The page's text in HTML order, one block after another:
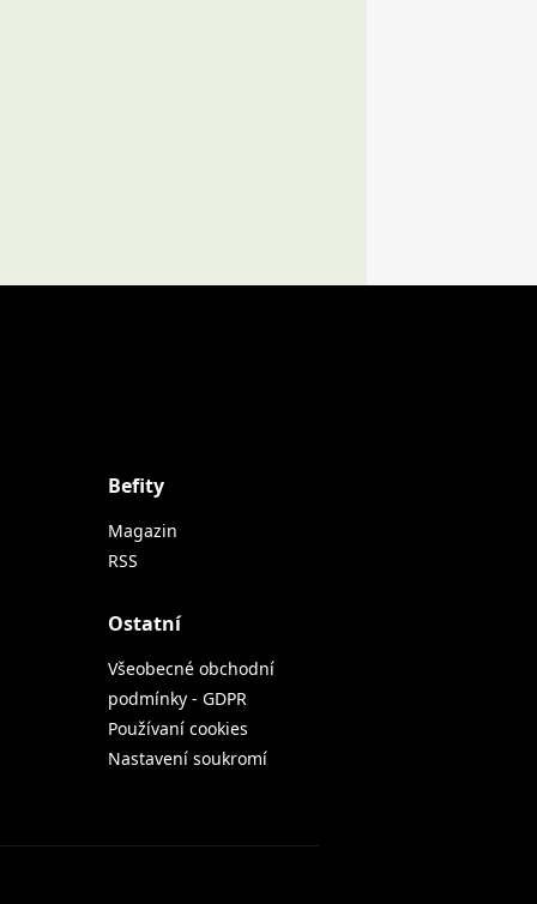
Befity
Magazin
RSS
Ostatní
Všeobecné obchodní
podmínky - GDPR
Používaní cookies
Nastavení soukromí